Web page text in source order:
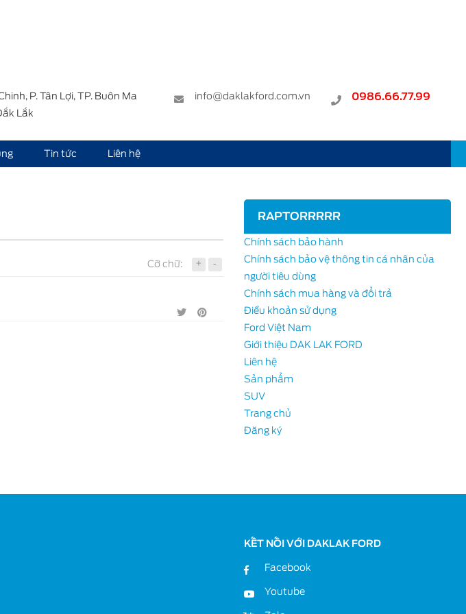
P. Tân Lợi, TP. Buôn Ma
Lắk
info@daklakford.com.vn 0986.66.77.99
Tin tức Liên hệ
Cỡ chữ: + -
RAPTORRRRR
Chính sách bảo hành
Chính sách bảo vệ thông tin cá nhân của
người tiêu dùng
Chính sách mua hàng và đổi trả
Điều khoản sử dụng
Ford Việt Nam
Giới thiệu DAK LAK FORD
Liên hệ
Sản phẩm
SUV
Trang chủ
Đăng ký
KẾT NỐI VỚI DAKLAK FORD
Facebook
Youtube